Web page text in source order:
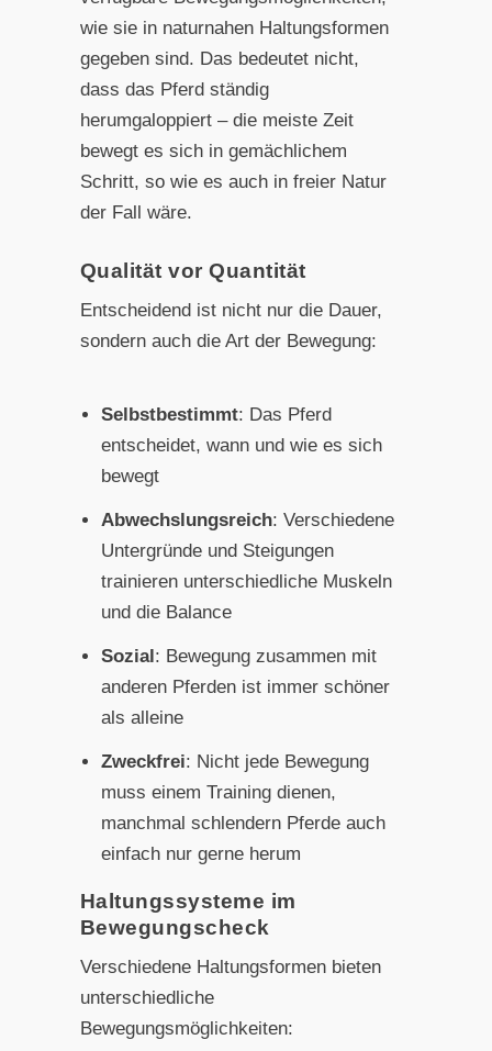
wie sie in naturnahen Haltungsformen
gegeben sind. Das bedeutet nicht,
dass das Pferd ständig
herumgaloppiert – die meiste Zeit
bewegt es sich in gemächlichem
Schritt, so wie es auch in freier Natur
der Fall wäre.
Qualität vor Quantität
Entscheidend ist nicht nur die Dauer,
sondern auch die Art der Bewegung:
Selbstbestimmt: Das Pferd
entscheidet, wann und wie es sich
bewegt
Abwechslungsreich: Verschiedene
Untergründe und Steigungen
trainieren unterschiedliche Muskeln
und die Balance
Sozial: Bewegung zusammen mit
anderen Pferden ist immer schöner
als alleine
Zweckfrei: Nicht jede Bewegung
muss einem Training dienen,
manchmal schlendern Pferde auch
einfach nur gerne herum
Haltungssysteme im
Bewegungscheck
Verschiedene Haltungsformen bieten
unterschiedliche
Bewegungsmöglichkeiten: